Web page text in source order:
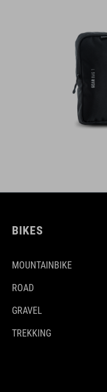
BIKES
MOUNTAINBIKE
ROAD
GRAVEL
TREKKING